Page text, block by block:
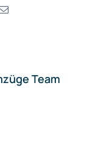
Email
Team